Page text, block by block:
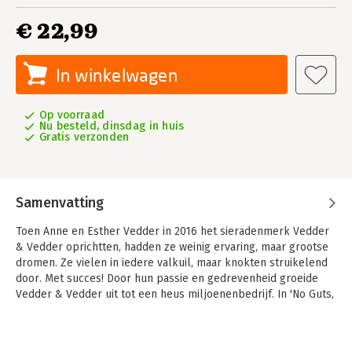
€ 22,99
In winkelwagen
Op voorraad
Nu besteld, dinsdag in huis
Gratis verzonden
Samenvatting
Toen Anne en Esther Vedder in 2016 het sieradenmerk Vedder
& Vedder oprichtten, hadden ze weinig ervaring, maar grootse
dromen. Ze vielen in iedere valkuil, maar knokten struikelend
door. Met succes! Door hun passie en gedrevenheid groeide
Vedder & Vedder uit tot een heus miljoenenbedrijf. In 'No Guts,